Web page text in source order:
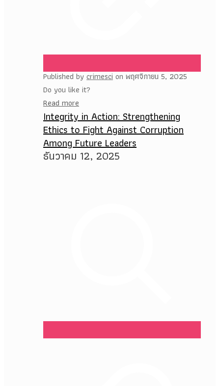
Published by crimesci on พฤศจิกายน 5, 2025
Do you like it?
Read more
Integrity in Action: Strengthening
Ethics to Fight Against Corruption
Among Future Leaders
ธันวาคม 12, 2025